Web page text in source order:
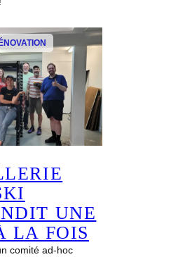
UNE
LA FOIS
comité ad-hoc